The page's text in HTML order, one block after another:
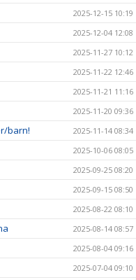
2025-12-15 10:19
2025-12-04 12:08
2025-11-27 10:12
2025-11-22 12:46
2025-11-21 11:16
2025-11-20 09:36
barn! 2025-11-14 08:34
2025-10-06 08:05
2025-09-25 08:20
2025-09-15 08:50
2025-08-22 08:10
2025-08-14 08:57
2025-08-04 09:16
2025-07-04 09:10